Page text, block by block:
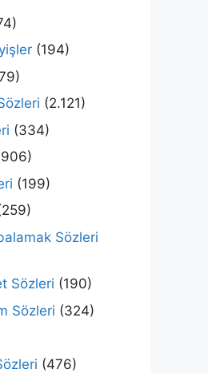
(194)
(2.121)
(334)
(199)
Sözleri
Sözleri (190)
Sözleri (324)
(476)